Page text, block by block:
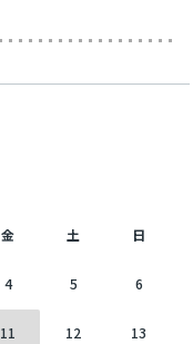
金 土 日
4 5 6
11 12 13